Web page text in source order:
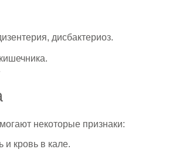
дисбактериоз.
некоторые признаки:
и кровь в кале.